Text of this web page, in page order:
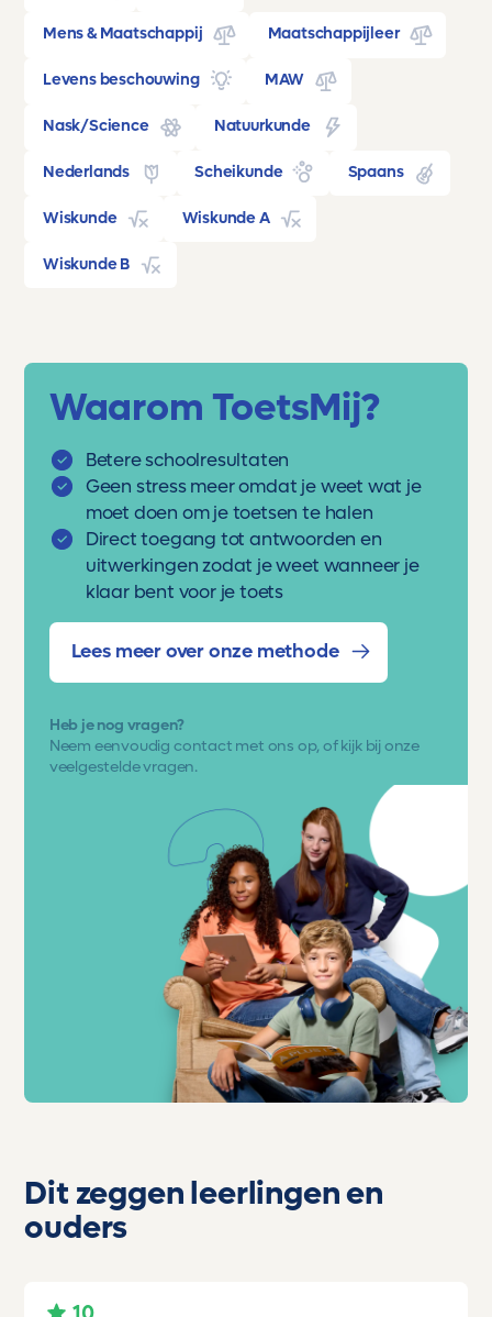
Mens & Maatschappij Maatschappijleer
Levens beschouwing MAW
Nask/Science Natuurkunde
Nederlands Scheikunde Spaans
Wiskunde Wiskunde A
Wiskunde B
Waarom ToetsMij?
Betere schoolresultaten
Geen stress meer omdat je weet wat je
moet doen om je toetsen te halen
Direct toegang tot antwoorden en
uitwerkingen zodat je weet wanneer je
klaar bent voor je toets
Lees meer over onze methode
Heb je nog vragen?
Neem eenvoudig contact met ons op, of kijk bij onze
veelgestelde vragen.
Dit zeggen leerlingen en
ouders